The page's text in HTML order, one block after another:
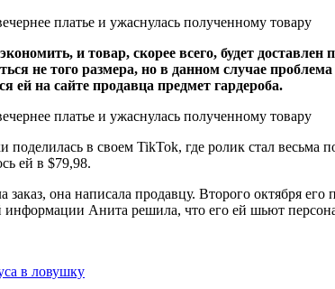
и товар, скорее всего, будет
не того размера, но в данном случае
ей на сайте продавца предмет гардероба.
в своем TikTok, где ролик стал весьма
ей в $79,98.
она написала продавцу. Второго октября
информации Анита решила, что его ей шьют
в ловушку